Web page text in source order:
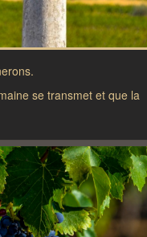
se transmet et que la